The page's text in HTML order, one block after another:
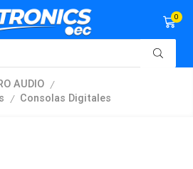
0
AUDIO /
/ Consolas Digitales